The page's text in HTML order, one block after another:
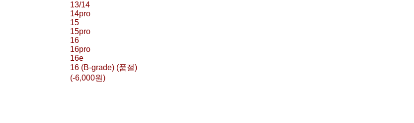
13/14
14pro
15
15pro
16
16pro
16e
16 (B-grade) (품절)
(-6,000원)